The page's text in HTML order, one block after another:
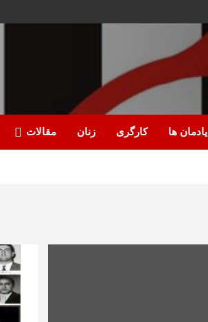
یادمان ها کارگری زنان مقالات